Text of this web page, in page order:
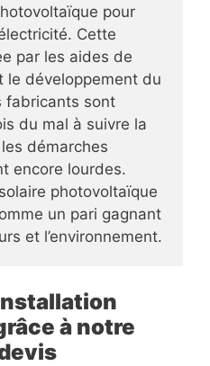
pour
Cette
par les aides de
le développement du
fabricants sont
du mal à suivre la
démarches
encore lourdes.
photovoltaïque
un pari gagnant
et l’environnement.
à notre